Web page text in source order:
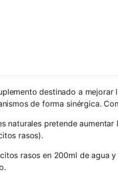
destinado a
de forma sinérgica.
naturales pretende
rasos).
rasos en 200ml de agua